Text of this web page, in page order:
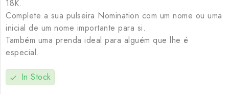
18K.
Complete a sua pulseira Nomination com um nome ou uma
inicial de um nome importante para si.
Também uma prenda ideal para alguém que lhe é
especial.
check In Stock